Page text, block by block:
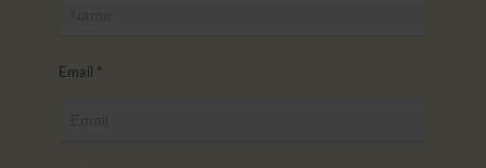
Email